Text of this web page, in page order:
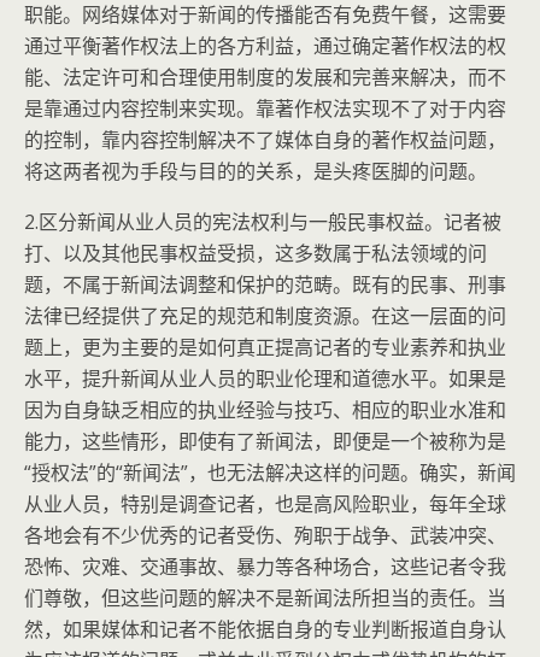
职能。网络媒体对于新闻的传播能否有免费午餐，这需要
通过平衡著作权法上的各方利益，通过确定著作权法的权
能、法定许可和合理使用制度的发展和完善来解决，而不
是靠通过内容控制来实现。靠著作权法实现不了对于内容
的控制，靠内容控制解决不了媒体自身的著作权益问题，
将这两者视为手段与目的的关系，是头疼医脚的问题。
2.区分新闻从业人员的宪法权利与一般民事权益。记者被
打、以及其他民事权益受损，这多数属于私法领域的问
题，不属于新闻法调整和保护的范畴。既有的民事、刑事
法律已经提供了充足的规范和制度资源。在这一层面的问
题上，更为主要的是如何真正提高记者的专业素养和执业
水平，提升新闻从业人员的职业伦理和道德水平。如果是
因为自身缺乏相应的执业经验与技巧、相应的职业水准和
能力，这些情形，即使有了新闻法，即便是一个被称为是
“授权法”的“新闻法”，也无法解决这样的问题。确实，新闻
从业人员，特别是调查记者，也是高风险职业，每年全球
各地会有不少优秀的记者受伤、殉职于战争、武装冲突、
恐怖、灾难、交通事故、暴力等各种场合，这些记者令我
们尊敬，但这些问题的解决不是新闻法所担当的责任。当
然，如果媒体和记者不能依据自身的专业判断报道自身认